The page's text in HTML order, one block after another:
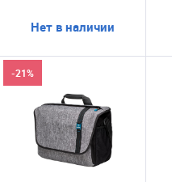
Нет в наличии
-21%